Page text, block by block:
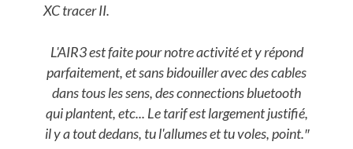
XC tracer II.
L'AIR3 est faite pour notre activité et y répond
parfaitement, et sans bidouiller avec des cables
dans tous les sens, des connections bluetooth
qui plantent, etc... Le tarif est largement justifié,
il y a tout dedans, tu l'allumes et tu voles, point.″